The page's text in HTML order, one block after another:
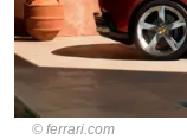
ferrari.com